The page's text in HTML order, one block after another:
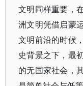
文明同样重要，
洲文明凭借启蒙
文明前沿的时候
史背景之下，最
的无国家社会，